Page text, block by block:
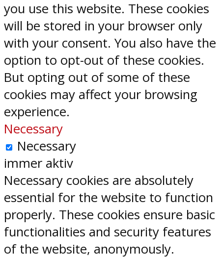
you use this website. These cookies
will be stored in your browser only
with your consent. You also have the
option to opt-out of these cookies.
But opting out of some of these
cookies may affect your browsing
experience.
Necessary
Necessary
immer aktiv
Necessary cookies are absolutely
essential for the website to function
properly. These cookies ensure basic
functionalities and security features
of the website, anonymously.